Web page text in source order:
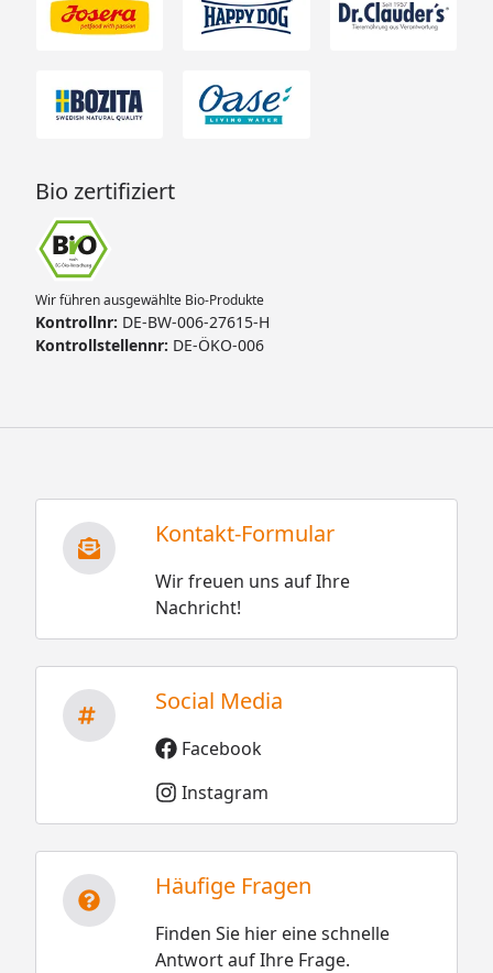
Bio zertifiziert
Wir führen ausgewählte Bio-Produkte
Kontrollnr: DE-BW-006-27615-H
Kontrollstellennr: DE-ÖKO-006
Kontakt-Formular
Wir freuen uns auf Ihre
Nachricht!
Social Media
Facebook
Instagram
Häufige Fragen
Finden Sie hier eine schnelle
Antwort auf Ihre Frage.